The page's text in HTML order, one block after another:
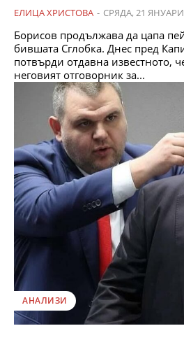
ЕЛИЦА ХРИСТОВА - СРЯДА, 21 ЯНУАРИ
Борисов продължава да цапа
бившата Сглобка. Днес пред
потвърди отдавна известното,
неговият отговорник за...
АНАЛИЗИ